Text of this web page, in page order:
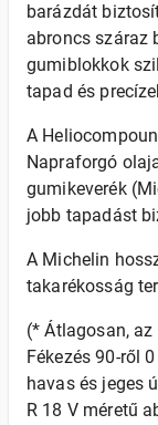
barázdát
abroncs száraz
gumiblokkok
tapad és
A
Napraforgó
gumikeverék
jobb tapadást
A Michelin
takarékosság
(* Átlagosan,
Fékezés 90-ről
havas és jeges
R 18 V méretű